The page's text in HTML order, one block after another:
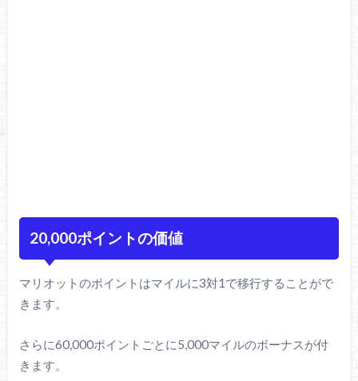
20,000ポイントの価値
マリオットのポイントはマイルに3対1で移行することがで
きます。
さらに60,000ポイントごとに5,000マイルのボーナスが付
きます。